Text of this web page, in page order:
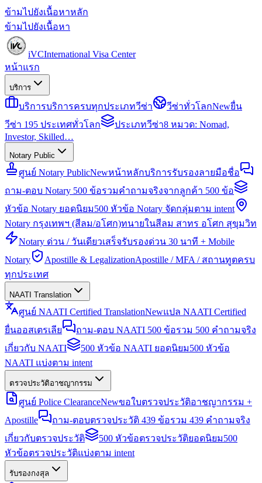
ข้ามไปยังเนื้อหาหลัก
ข้ามไปยังเนื้อหา
iVCInternational Visa Center
หน้าแรก
บริการ
บริการบริการครบทุกประเภทวีซ่า วีซ่าทั่วโลกNewยื่น
วีซ่า 195 ประเทศทั่วโลก
ประเภทวีซ่า8 หมวด: Nomad,
Investor, Skilled…
Notary Public
ศูนย์ Notary PublicNewหน้าหลักบริการรับรองลายมือชื่อ
ถาม-ตอบ Notary 500 ข้อรวมคำถามจริงจากลูกค้า 500 ข้อ
หัวข้อ Notary ยอดนิยม500 หัวข้อ Notary จัดกลุ่มตาม intent
Notary กรุงเทพฯ (สีลม/อโศก)ทนายในสีลม สาทร อโศก สุขุมวิท
Notary ด่วน / วันเดียวเสร็จรับรองด่วน 30 นาที + Mobile
Notary
Apostille & LegalizationApostille / MFA / สถานทูตครบ
ทุกประเทศ
NAATI Translation
ศูนย์ NAATI Certified TranslationNewแปล NAATI Certified
ยื่นออสเตรเลีย
ถาม-ตอบ NAATI 500 ข้อรวม 500 คำถามจริง
เกี่ยวกับ NAATI
500 หัวข้อ NAATI ยอดนิยม500 หัวข้อ
NAATI แบ่งตาม intent
ตรวจประวัติอาชญากรรม
ศูนย์ Police ClearanceNewขอใบตรวจประวัติอาชญากรรม +
Apostille
ถาม-ตอบตรวจประวัติ 439 ข้อรวม 439 คำถามจริง
เกี่ยวกับตรวจประวัติ
500 หัวข้อตรวจประวัติยอดนิยม500
หัวข้อตรวจประวัติแบ่งตาม intent
รับรองกงสุล